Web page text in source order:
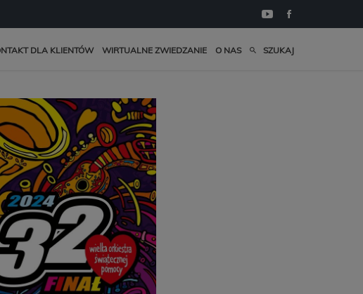
DLA KLIENTÓW WIRTUALNE ZWIEDZANIE O NAS SZUKAJ